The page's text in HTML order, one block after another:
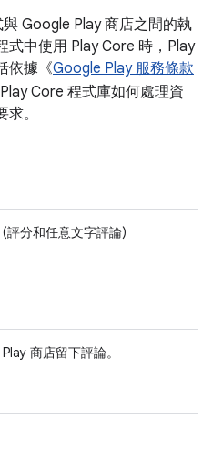
Google Play 商店之間的執
式中使用 Play Core 時，Play
依據《Google Play 服務條款
Core 程式庫如何處理資
。
評分和任意文字評論)
商店留下評論。